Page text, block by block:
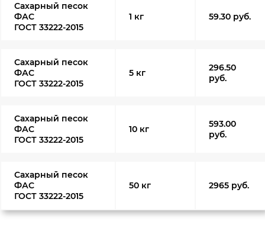
Сахарный песок
ФАС
ГОСТ 33222-2015
1 кг 59.30 руб.
Сахарный песок
ФАС
ГОСТ 33222-2015
5 кг
296.50
руб.
Сахарный песок
ФАС
ГОСТ 33222-2015
10 кг
593.00
руб.
Сахарный песок
ФАС
ГОСТ 33222-2015
50 кг 2965 руб.